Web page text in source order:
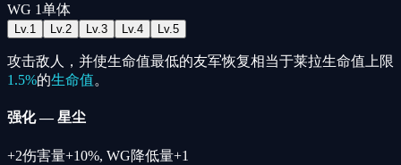
WG 1单体
Lv.1 Lv.2 Lv.3 Lv.4 Lv.5
攻击敌人，并使生命值最低的友军恢复相当于莱拉生命值上限
1.5%的生命值。
强化—星尘
+2伤害量+10%, WG降低量+1